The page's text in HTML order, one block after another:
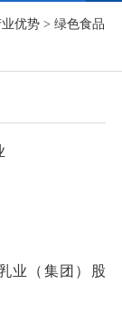
专题专栏
业优势 >绿色食品
业（集团）股